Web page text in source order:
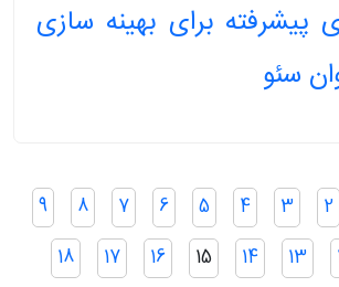
پیشرفته برای بهینه سازی
سئو
2
3
4
5
6
7
8
9
13
14
15
16
17
18